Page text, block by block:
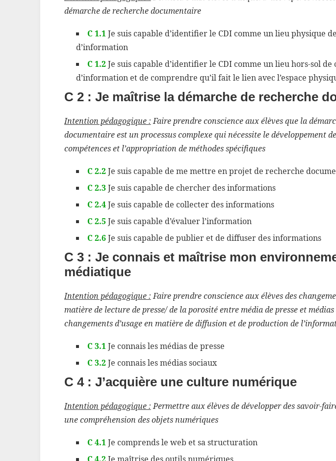
démarche de recherche documentaire
C 1.1Je suis capable d’identifier le CDI comme un lieu physique
d’information
C 1.2Je suis capable d’identifier le CDI comme un lieu hors-sol de
d’information et de comprendre qu’il fait le lien avec l’espace
C 2 : Je maîtrise la démarche de recherche
Intention pédagogique :Faire prendre conscience aux élèves que la
documentaire est un processus complexe qui nécessite le développement
compétences et l’appropriation de méthodes spécifiques
C 2.2Je suis capable de me mettre en projet de recherche
C 2.3Je suis capable de chercher des informations
C 2.4Je suis capable de collecter des informations
C 2.5 Je suis capable d’évaluer l’information
C 2.6Je suis capable de publier et de diffuser des informations
C 3 : Je connais et maîtrise mon
médiatique
Intention pédagogique :Faire prendre conscience aux élèves des
matière de lecture de presse/ de la porosité entre média de presse et
changements d’usage en matière de diffusion et de production de
C 3.1Je connais les médias de presse
C 3.2Je connais les médias sociaux
C 4 : J’acquière une culture numérique
Intention pédagogique :Permettre aux élèves de développer des savoir-
une compréhension des objets numériques
C 4.1Je comprends le web et sa structuration
C 4.2Je maîtrise des outils numériques